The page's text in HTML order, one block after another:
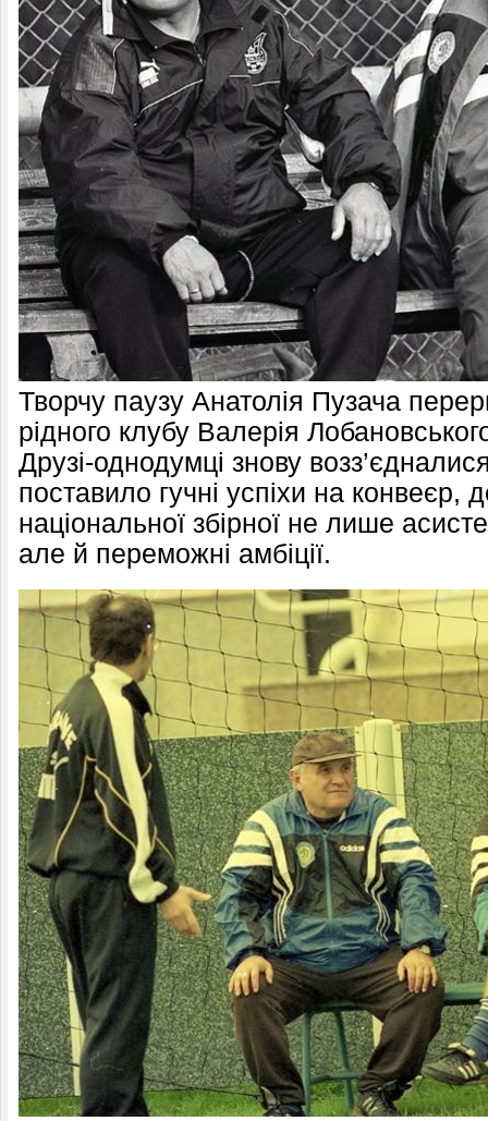
Творчу паузу Анатолія Пузача
рідного клубу Валерія
Друзі-однодумці знову
поставило гучні успіхи на конвеєр,
національної збірної не лише
але й переможні амбіції.